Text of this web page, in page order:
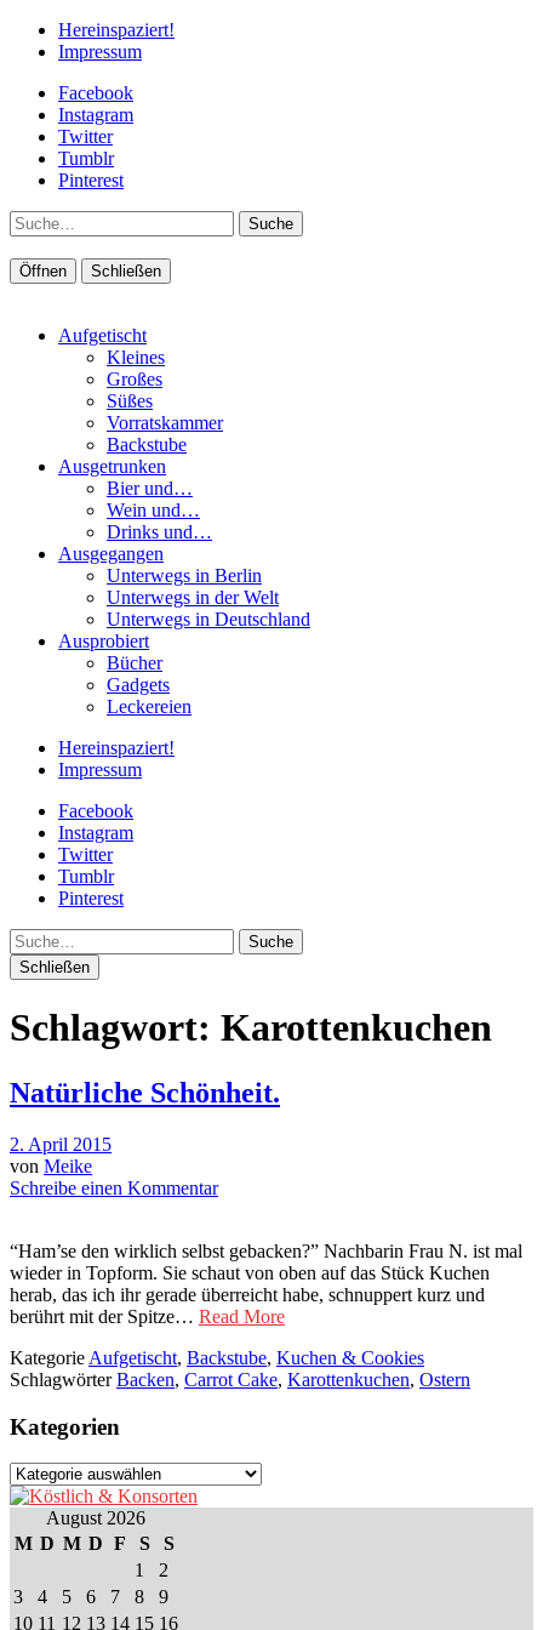
Hereinspaziert!
Impressum
Facebook
Instagram
Twitter
Tumblr
Pinterest
Suche
Öffnen Schließen
Aufgetischt
Kleines
Großes
Süßes
Vorratskammer
Backstube
Ausgetrunken
Bier und…
Wein und…
Drinks und…
Ausgegangen
Unterwegs in Berlin
Unterwegs in der Welt
Unterwegs in Deutschland
Ausprobiert
Bücher
Gadgets
Leckereien
Hereinspaziert!
Impressum
Facebook
Instagram
Twitter
Tumblr
Pinterest
Suche
Schließen
Schlagwort: Karottenkuchen
Natürliche Schönheit.
2. April 2015
von Meike
Schreibe einen Kommentar
“Ham’se den wirklich selbst gebacken?” Nachbarin Frau N. ist mal
wieder in Topform. Sie schaut von oben auf das Stück Kuchen
herab, das ich ihr gerade überreicht habe, schnuppert kurz und
berührt mit der Spitze… Read More
Kategorie Aufgetischt, Backstube, Kuchen & Cookies
SchlagwörterBacken, Carrot Cake, Karottenkuchen, Ostern
Kategorien
Kategorien
August 2026
M D M D F S
S
1
2
3
4 5 6 7 8
9
10 11 12 13 14 15 16